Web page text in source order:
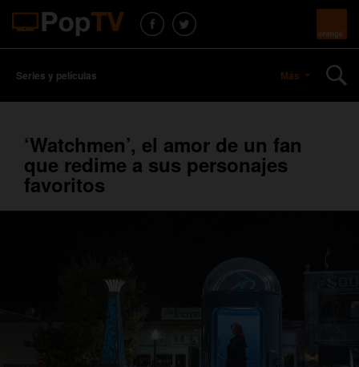
Series y películas Más
‘Watchmen’, el amor de un fan
que redime a sus personajes
favoritos